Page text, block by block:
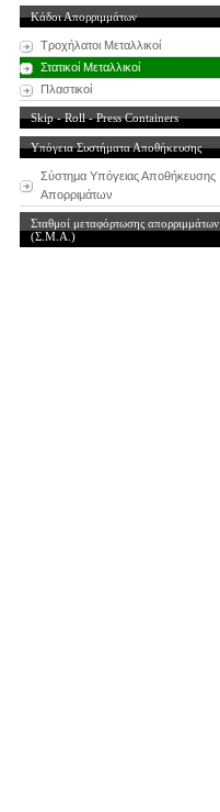
Κάδοι Απορριμμάτων
Τροχήλατοι Μεταλλικοί
Στατικοί Μεταλλικοί
Πλαστικοί
Skip - Roll - Press Containers
Υπόγεια Συστήματα Αποθήκευσης
Σύστημα Υπόγειας Αποθήκευσης
Απορριμάτων
Σταθμοί μεταφόρτωσης απορριμμάτων
(Σ.Μ.Α.)